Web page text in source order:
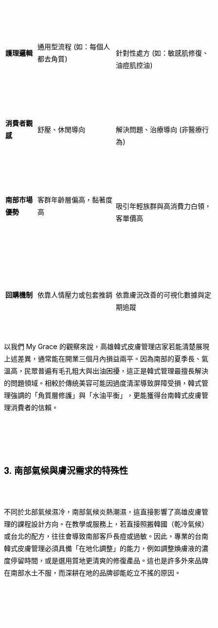
護理邏輯
通用型流程 (如：每個人
都去角質)
針對性處方 (如：敏感肌修復、
油痘肌控油)
消費者觀
感
舒壓、休閒導向
解決問題、治療導向 (非醫療行
為)
南部市場
優勢
客群年齡層偏高，黏著度
高
吸引年輕族群與高消費力白領，
客單價高
回購機制 依靠人情壓力或包套推銷 依靠膚況改善的可視化數據與定
期追蹤
以我們 My Grace 的觀察來說，高雄韓式皮膚管理店家若能清楚展現
上述差異，通常能在開業三個月內損益兩平。因為南部的夏季長、氣
溫高，民眾普遍有毛孔粗大與出油困擾，這正是韓式管理最擅長解決
的問題領域。相較於傳統美容可能因過度清潔導致屏障受損，韓式管
理強調的「角質層修護」與「水油平衡」，更能獲得台南韓式皮膚管
理消費者的信賴。
3. 南部氣候與膚況需求的特殊性
不同於北部氣候濕冷，南部氣候炎熱潮濕，這直接影響了高雄皮膚管
理的課程設計方向。在教學或服務上，若直接照搬韓國（乾冷氣候）
或台北的配方，往往會導致南部客戶長痘或過敏。因此，專業的台南
韓式皮膚管理必須具備「在地化調整」的能力，例如調整煥膚液的濃
度停留時間，或是選用質地更清爽的修復產品。這也是許多外來品牌
在南部水土不服，而深耕在地的品牌卻能屹立不搖的原因。